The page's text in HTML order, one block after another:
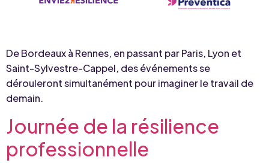
De Bordeaux à Rennes, en passant par Paris, Lyon et
Saint-Sylvestre-Cappel, des événements se
dérouleront simultanément pour imaginer le travail de
demain.
Journée de la résilience
professionnelle